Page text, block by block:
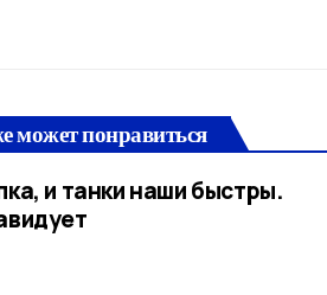
может понравиться
и танки наши быстры.